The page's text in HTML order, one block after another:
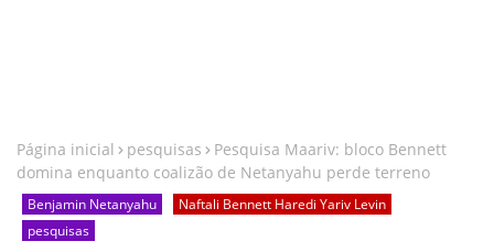
Página inicial pesquisas
Pesquisa Maariv: bloco Bennett
domina enquanto coalizão de Netanyahu perde terreno
Benjamin Netanyahu
Naftali Bennett Haredi Yariv Levin
pesquisas